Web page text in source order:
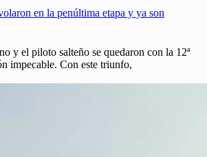
en la penúltima etapa y ya son
y el piloto salteño se quedaron con la 12ª
impecable. Con este triunfo,